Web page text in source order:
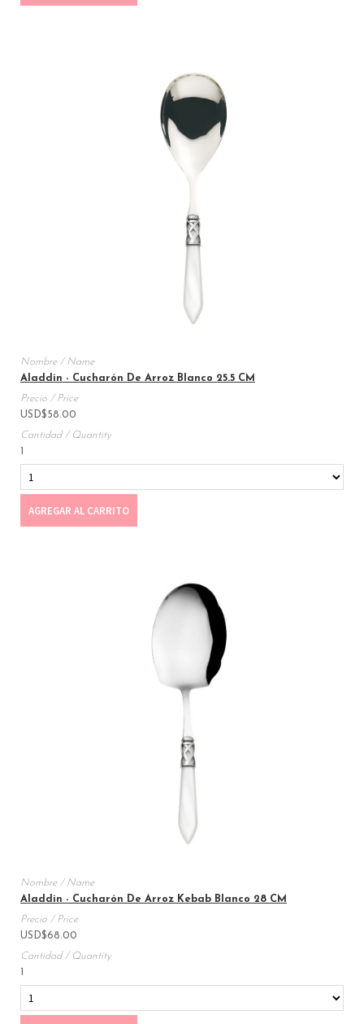
Aladdin - Cucharón De Arroz Blanco 25.5 CM
USD$58.00
AGREGAR AL CARRITO
Aladdin - Cucharón De Arroz Kebab Blanco 28 CM
USD$68.00